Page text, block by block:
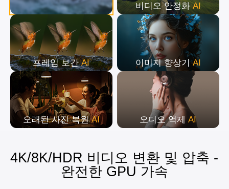
비디오 안정화AI
프레임 보간AI 이미지 향상기AI
오래된 사진 복원AI 오디오 억제 AI
4K/8K/HDR 비디오 변환 및 압축 -
완전한 GPU 가속